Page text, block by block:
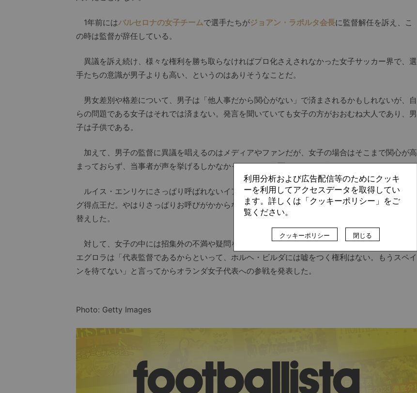
1年前にはバルセロナの女子チームで選手たちがジョアン・ラポルタ会長に監督解任を訴え、こ
の時は監督が辞任している。
異議を訴え続け、様々な権利を勝ち取らなければプロ化さえされなかった女子サッカー界で、選
手たちの意識が男子よりも高い、というのはありそうなことだ。
男女差別や格差について、男子は「他人事だから関心がない」で済まされるかもしれないが、自
らの問題である女子はそれでは済まない。発言を聞いていても女子の方がおおむね大人であり、男
子は子供である。
加えて、男子の監督に異議を唱えるのはメディアやファンだが、女子の場合はそこまで関心が高
まっておらず、当事者が声を挙げるしかなかった、という面もあるだろう。
ルイス・エンリケにさっぱり呼ばれないイアゴ・アスパスは黙々とゴールを積み上げ、現在リー
グ得点王だ。やはりさっぱりお呼びがかからないイニャキ・ウィリアムスは黙ってガーナ代表に鞍
替えした。
対して、女子の中には招集外の不満や疑問をはっきり口にする選手もいる。例えば、ダマリス・
エグロラは「代表監督であるからといって、ホルヘ・ビルダには嘘をつく権利はない。もうスペイ
ンを待てない」と言ってからオランダ女子代表への参戦を発表した。
Photo: Getty Images
利用分析および広告配信等のためにクッキ
ーを利用してアクセスデータを取得してい
ます。詳しくは「クッキーポリシー」をご
覧ください。
クッキーポリシー 閉じる